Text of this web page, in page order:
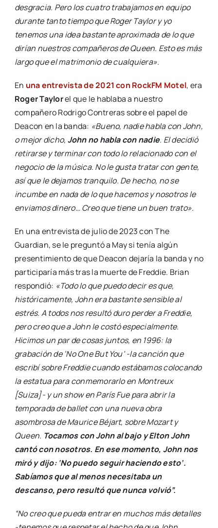
desgracia. Pero los cuatro trabajamos en equipo
durante tanto tiempo que Roger Taylor y yo
tenemos una idea bastante aproximada de lo que
dirían nuestros compañeros de Queen. Esto es más
largo que el matrimonio de cualquiera».
En una entrevista de 2021 con RockFM Motel, era
Roger Taylorel que le hablaba a nuestro
compañero Rodrigo Contreras sobre el papel de
Deacon en la banda: «Bueno, nadie habla con John,
o mejor dicho, John no habla con nadie. El decidió
retirarse y terminar con todo lo relacionado con el
negocio de la música. No le gusta tratar con gente,
así que le dejamos tranquilo. De hecho, no se
incumbe en nada de lo que hacemos y nosotros le
enviamos dinero… Creo que tiene un buen trato».
En una entrevista de julio de 2023 con The
Guardian, se le preguntó a May si tenía algún
presentimiento de que Deacon dejaría la banda y no
participaría más tras la muerte de Freddie. Brian
respondió: «Todo lo que puedo decir es que,
históricamente, John era bastante sensible al
estrés. A todos nos resultó duro perder a Freddie,
pero creo que a John le costó especialmente.
Hicimos un par de cosas juntos, en 1996: la
grabación de ‘No One But You’ -la canción que
escribí sobre Freddie cuando estábamos colocando
la estatua para conmemorarlo en Montreux
[Suiza]- y un show en París Fue para abrir la
temporada de ballet con una nueva obra
asombrosa de Maurice Béjart, sobre Mozart y
Queen. Tocamos con John al bajo y Elton John
cantó con nosotros. En ese momento, John nos
miró y dijo: ‘No puedo seguir haciendo esto’.
Sabíamos que al menos necesitaba un
descanso, pero resultó que nunca volvió”.
“No creo que pueda entrar en muchos más detalles